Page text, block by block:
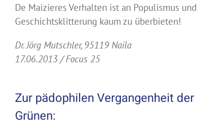
De Maizieres Verhalten ist an Populismus und
Geschichtsklitterung kaum zu überbieten!
Dr. Jörg Mutschler, 95119 Naila
17.06.2013 / Focus 25
Zur pädophilen Vergangenheit der
Grünen: